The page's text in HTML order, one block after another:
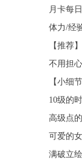
月卡每
体力/经
【推荐
不用担
【小细节
10级的
高级点
可爱的
满破立